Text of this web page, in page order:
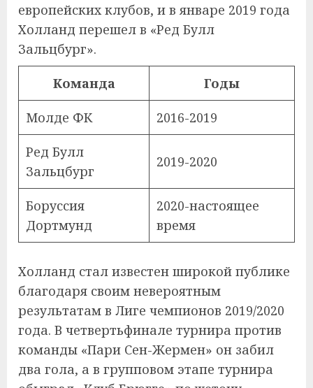
европейских клубов, и в январе 2019 года
Холланд перешел в «Ред Булл
Зальцбург».
Команда Годы
Молде ФК 2016-2019
Ред Булл
Зальцбург
2019-2020
Боруссия
Дортмунд
2020-настоящее
время
Холланд стал известен широкой публике
благодаря своим невероятным
результатам в Лиге чемпионов 2019/2020
года. В четвертьфинале турнира против
команды «Пари Сен-Жермен» он забил
два гола, а в групповом этапе турнира